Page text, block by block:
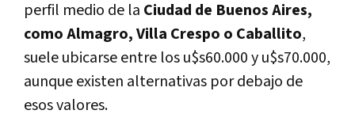
perfil medio de la Ciudad de Buenos Aires,
como Almagro, Villa Crespo o Caballito,
suele ubicarse entre los u$s60.000 y u$s70.000,
aunque existen alternativas por debajo de
esos valores.